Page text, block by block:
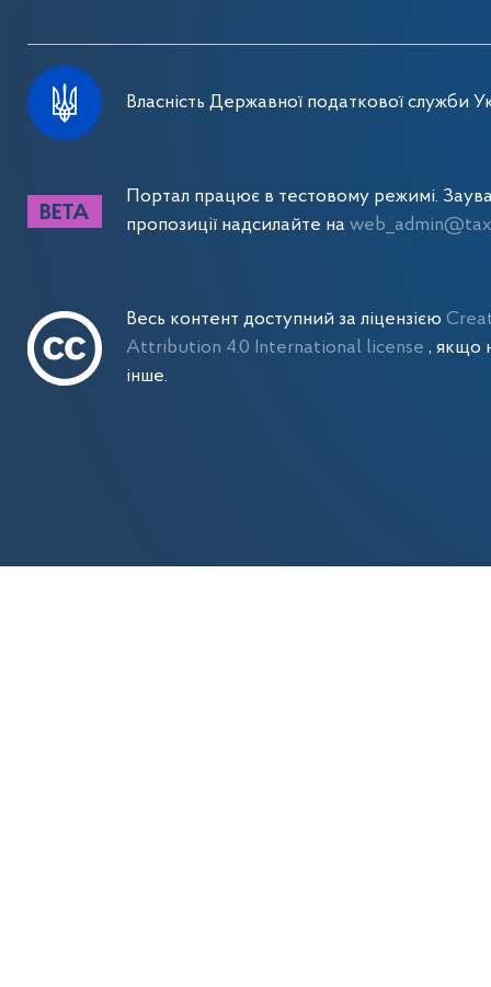
Власність Державної податкової служби
Портал працює в тестовому режимі.
пропозиції надсилайте на
Весь контент доступний за ліцензією
Attribution 4.0 International license , якщо
інше.